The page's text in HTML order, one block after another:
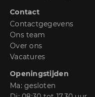
Contact
Contactgegevens
Ons team
Over ons
Vacatures
Openingstijden
Ma: gesloten